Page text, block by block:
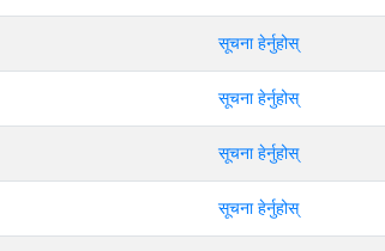
सूचना हेर्नुहोस्
सूचना हेर्नुहोस्
सूचना हेर्नुहोस्
सूचना हेर्नुहोस्